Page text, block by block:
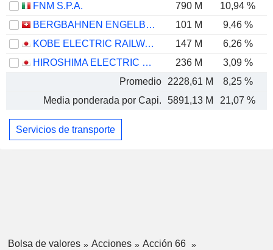
FNM S.P.A.
790 M 10,94 %
BERGBAHNEN ENGELBERG-TRÜBSEE-TITLIS AG
101 M 9,46 %
KOBE ELECTRIC RAILWAY CO., LTD.
147 M 6,26 %
HIROSHIMA ELECTRIC RAILWAY CO.,LTD.
236 M 3,09 %
Promedio
2228,61 M 8,25 %
Media ponderada por Capi.
5891,13 M 21,07 %
Servicios de transporte
Bolsa de valores Acciones
Acción 66